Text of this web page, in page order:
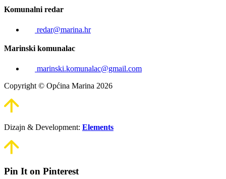
Komunalni redar
redar@marina.hr
Marinski komunalac
marinski.komunalac@gmail.com
Copyright © Općina Marina 2026
Dizajn & Development: Elements
Pin It on Pinterest